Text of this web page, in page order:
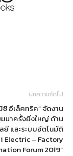
บทความถัดไป
อีเล็คทริค” จัดงาน
นาครั้งยิ่งใหญ่ ด้าน
ยี และระบบอัตโนมัติ
Electric – Factory
Forum 2019”